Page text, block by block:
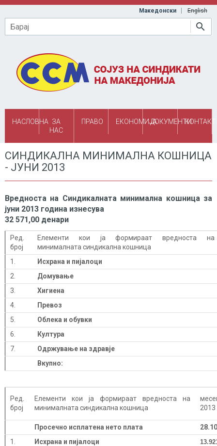
Skip to main content
Македонски English
Барај
НАСЛОВНА ЗА
НАС
ПРАВО ЕКОНОМИЈАДОКУМЕНТИКОНТАКТ
СИНДИКАЛНА МИНИМАЛНА КОШНИЦА
- ЈУНИ 2013
Вредноста на Синдикалната минимална кошница за
јуни 2013 година изнесува
32 571,00 денари
Ред.
број
Елементи кои ја формираат вредноста на
минималната синдикална кошница
1.
Исхрана и пијалоци
2.
Домување
3.
Хигиена
4.
Превоз
5.
Облека и обувки
6.
Култура
7.
Одржување на здравје
Вкупно:
Ред.
број
Елементи кои ја формираат вредноста на
минималната синдикална кошница
2013
Просечно исплатена нето плата
1.
Исхрана и пијалоци